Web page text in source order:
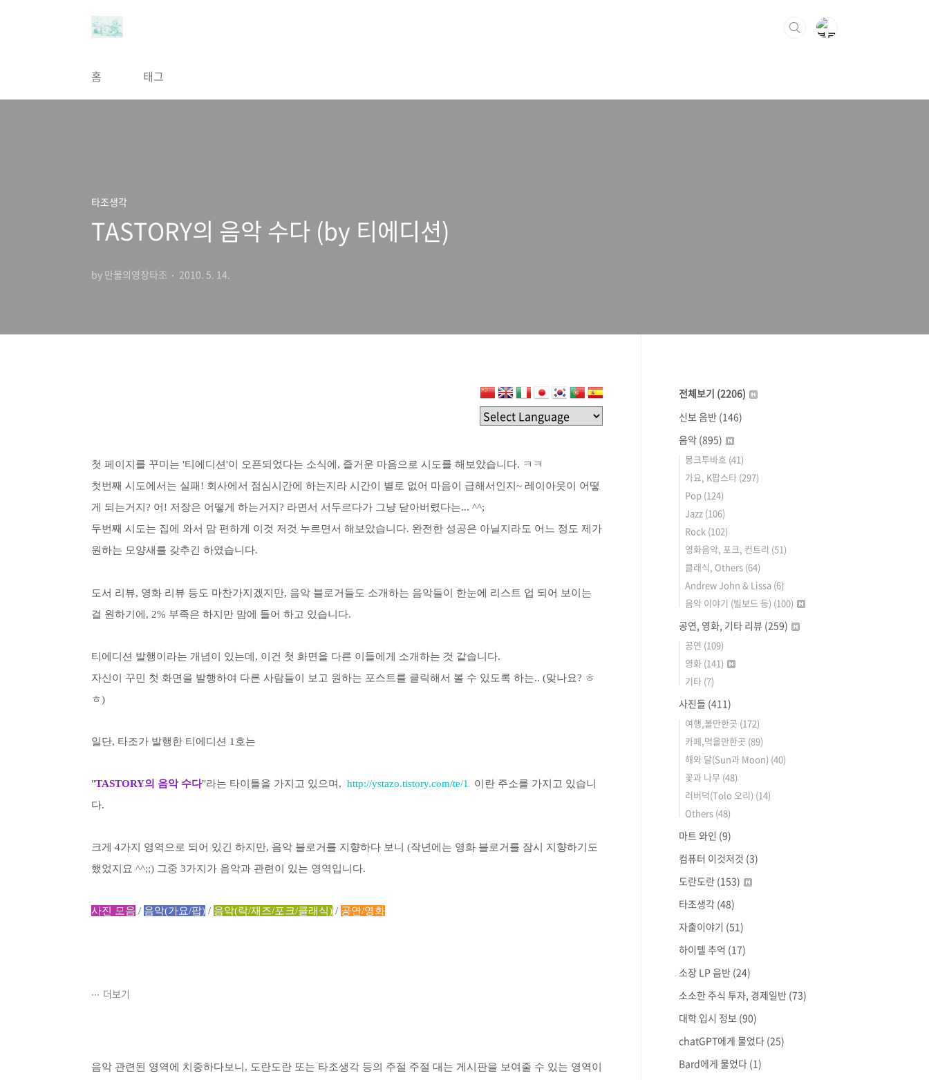
홈 태그
타조생각
TASTORY의 음악 수다 (by 티에디션)
by 만물의영장타조 2010. 5. 14.
첫 페이지를 꾸미는 '티에디션'이 오픈되었다는 소식에, 즐거운 마음으로 시도를 해보았습니다. ㅋㅋ
첫번째 시도에서는 실패! 회사에서 점심시간에 하는지라 시간이 별로 없어 마음이 급해서인지~ 레이아웃이 어떻
게 되는거지? 어! 저장은 어떻게 하는거지? 라면서 서두르다가 그냥 닫아버렸다는... ^^;
두번째 시도는 집에 와서 맘 편하게 이것 저것 누르면서 해보았습니다. 완전한 성공은 아닐지라도 어느 정도 제가
원하는 모양새를 갖추긴 하였습니다.
도서 리뷰, 영화 리뷰 등도 마찬가지겠지만, 음악 블로거들도 소개하는 음악들이 한눈에 리스트 업 되어 보이는
걸 원하기에, 2% 부족은 하지만 맘에 들어 하고 있습니다.
티에디션 발행이라는 개념이 있는데, 이건 첫 화면을 다른 이들에게 소개하는 것 같습니다.
자신이 꾸민 첫 화면을 발행하여 다른 사람들이 보고 원하는 포스트를 클릭해서 볼 수 있도록 하는.. (맞나요? ㅎ
ㅎ)
일단, 타조가 발행한 티에디션 1호는
"TASTORY의 음악 수다"라는 타이틀을 가지고 있으며, http://ystazo.tistory.com/te/1
이란 주소를 가지고 있습니
다.
크게 4가지 영역으로 되어 있긴 하지만, 음악 블로거를 지향하다 보니 (작년에는 영화 블로거를 잠시 지향하기도
했었지요 ^^;;) 그중 3가지가 음악과 관련이 있는 영역입니다.
사진 모음 / 음악(가요/팝) / 음악(락/재즈/포크/클래식) / 공연/영화
더보기
음악 관련된 영역에 치중하다보니, 도란도란 또는 타조생각 등의 주절 주절 대는 게시판을 보여줄 수 있는 영역이
전체보기 (2206)
신보 음반 (146)
음악 (895)
몽크투바흐 (41)
가요, K팝스타 (297)
Pop (124)
Jazz (106)
Rock (102)
영화음악, 포크, 컨트리 (51)
클래식, Others (64)
Andrew John & Lissa (6)
음악 이야기 (빌보드 등) (100)
공연, 영화, 기타 리뷰 (259)
공연 (109)
영화 (141)
기타 (7)
사진들 (411)
여행,볼만한곳 (172)
카페,먹을만한곳 (89)
해와 달(Sun과 Moon) (40)
꽃과 나무 (48)
러버덕(Tolo 오리) (14)
Others (48)
마트 와인 (9)
컴퓨터 이것저것 (3)
도란도란 (153)
타조생각 (48)
자출이야기 (51)
하이텔 추억 (17)
소장 LP 음반 (24)
소소한 주식 투자, 경제일반 (73)
대학 입시 정보 (90)
chatGPT에게 물었다 (25)
Bard에게 물었다 (1)